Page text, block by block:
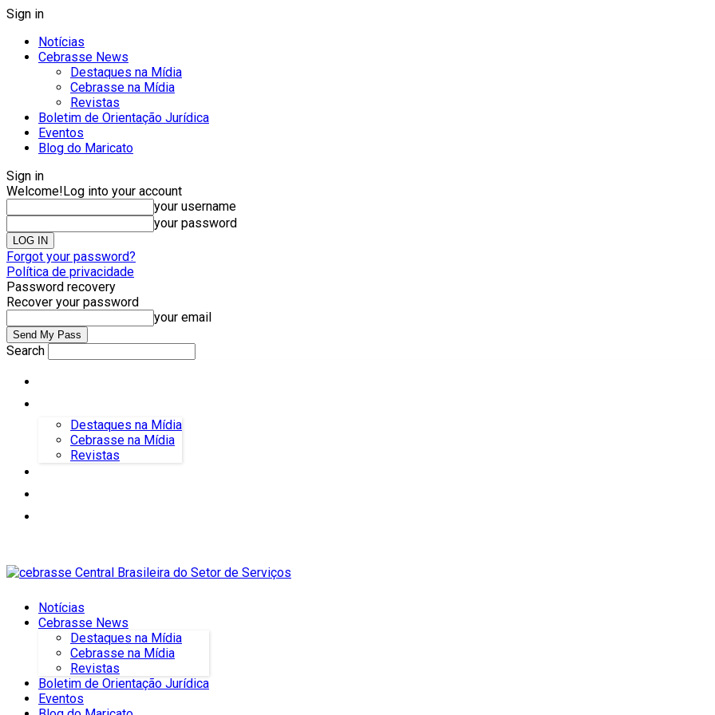
Sign in
Notícias
Cebrasse News
Destaques na Mídia
Cebrasse na Mídia
Revistas
Boletim de Orientação Jurídica
Eventos
Blog do Maricato
Sign in
Welcome!Log into your account
your username
your password
Forgot your password?
Política de privacidade
Password recovery
Recover your password
your email
Search
Destaques na Mídia
Cebrasse na Mídia
Revistas
Notícias
Cebrasse News
Destaques na Mídia
Cebrasse na Mídia
Revistas
Boletim de Orientação Jurídica
Eventos